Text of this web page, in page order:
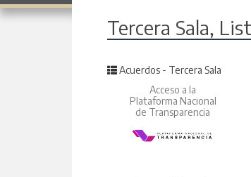
Tercera Sala,
Posted in
Acuerdos - Tercera Sala
Acceso a la
Plataforma Nacional
de Transparencia